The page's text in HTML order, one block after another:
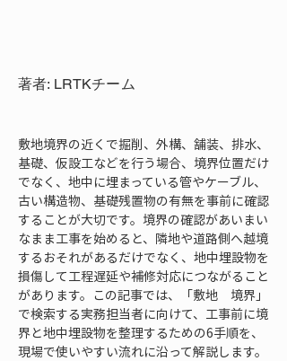
著者: LRTKチーム
敷地境界の近くで掘削、外構、舗装、排水、
基礎、仮設工などを行う場合、境界位置だけ
でなく、地中に埋まっている管やケーブル、
古い構造物、基礎残置物の有無を事前に確認
することが大切です。境界の確認があいまい
なまま工事を始めると、隣地や道路側へ越境
するおそれがあるだけでなく、地中埋設物を
損傷して工程遅延や補修対応につながること
があります。この記事では、「敷地　境界」
で検索する実務担当者に向けて、工事前に境
界と地中埋設物を整理するための6手順を、
現場で使いやすい流れに沿って解説します。